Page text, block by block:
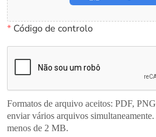
*Código de controlo
Formatos de arquivo aceitos: PDF,
enviar vários arquivos
menos de 2 MB.